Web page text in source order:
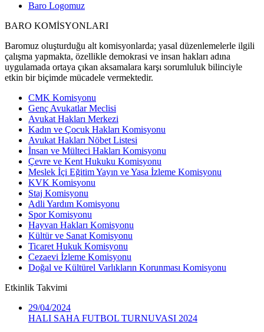
Baro Logomuz
BARO KOMİSYONLARI
Baromuz oluşturduğu alt komisyonlarda; yasal düzenlemelerle ilgili
çalışma yapmakta, özellikle demokrasi ve insan hakları adına
uygulamada ortaya çıkan aksamalara karşı sorumluluk bilinciyle
etkin bir biçimde mücadele vermektedir.
CMK Komisyonu
Genç Avukatlar Meclisi
Avukat Hakları Merkezi
Kadın ve Çocuk Hakları Komisyonu
Avukat Hakları Nöbet Listesi
İnsan ve Mülteci Hakları Komisyonu
Çevre ve Kent Hukuku Komisyonu
Meslek İçi Eğitim Yayın ve Yasa İzleme Komisyonu
KVK Komisyonu
Staj Komisyonu
Adli Yardım Komisyonu
Spor Komisyonu
Hayvan Hakları Komisyonu
Kültür ve Sanat Komisyonu
Ticaret Hukuk Komisyonu
Cezaevi İzleme Komisyonu
Doğal ve Kültürel Varlıkların Korunması Komisyonu
Etkinlik Takvimi
29/04/2024
HALI SAHA FUTBOL TURNUVASI 2024